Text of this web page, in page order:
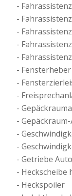
Getriebe
Heckscheibe
Heckspoiler